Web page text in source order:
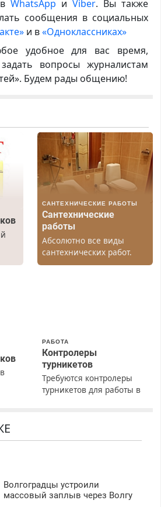
WhatsApp иViber. Вы также
сообщения в социальных
и в«Одноклассниках»
удобное для вас время,
вопросы журналистам
Будем рады общению!
САНТЕХНИЧЕСКИЕ РАБОТЫ
Сантехнические
работы
Абсолютно все виды
сантехнических работ.
Быстро. Качественно.
РАБОТА
Контролеры
турникетов
Требуются контролеры
турникетов для работы в
Ежемесячно
выплачивается денежная
Волгоградцы устроили
массовый заплыв через Волгу